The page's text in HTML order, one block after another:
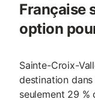
Française
option
Sainte-Croix-
destination
seulement 29 %